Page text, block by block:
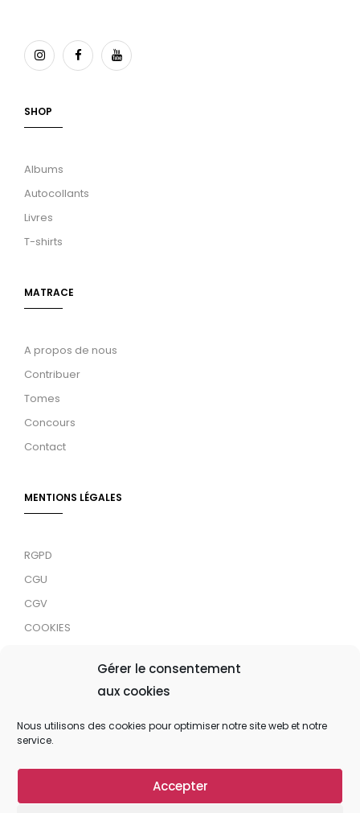
Gérer le consentement
aux cookies
Nous utilisons des cookies pour optimiser notre site web et notre
service.
Accepter
SHOP
Albums
Autocollants
Livres
T-shirts
MATRACE
A propos de nous
Contribuer
Tomes
Concours
Contact
MENTIONS LÉGALES
RGPD
CGU
CGV
COOKIES